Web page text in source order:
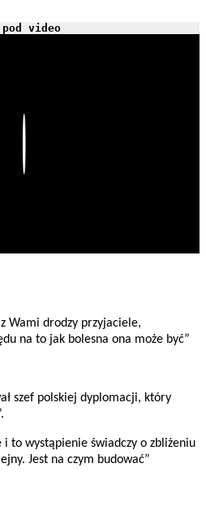
video
Wami drodzy przyjaciele,
na to jak bolesna ona może być”
szef polskiej dyplomacji, który
i to wystąpienie świadczy o zbliżeniu
Jest na czym budować”